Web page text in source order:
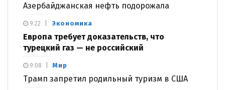
Азербайджанская нефть подорожала
Экономика
Европа требует доказательств, что
турецкий газ — не российский
9:22
Мир
Трамп запретил родильный туризм в США
9:08